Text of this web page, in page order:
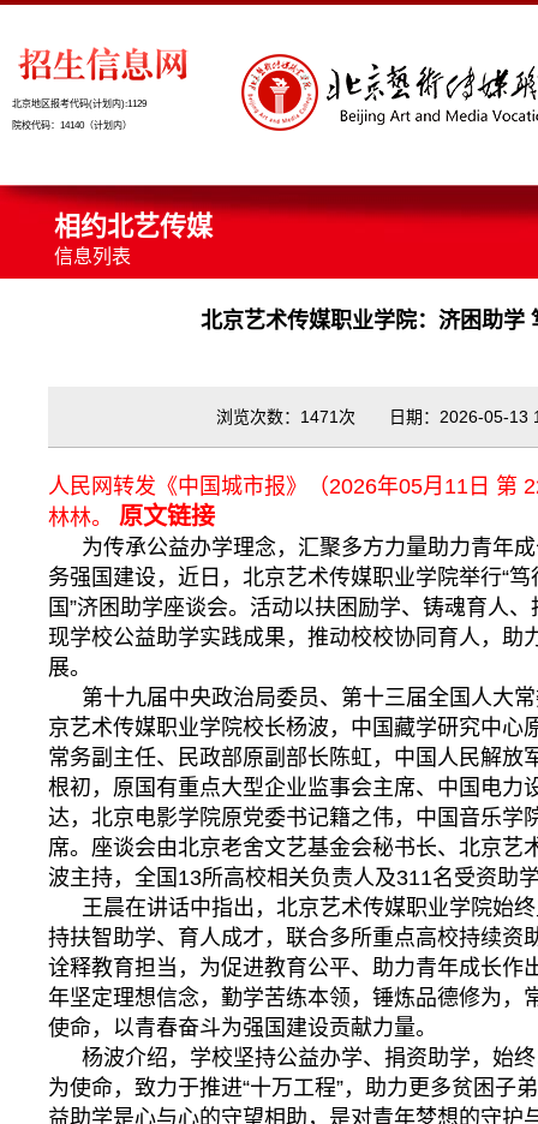
北京地区报考代码(计划内):1129
院校代码：14140（计划内）
相约北艺传媒
信息列表
北京艺术传媒职业学院：济困助学
浏览次数：1471次 日期：2026-05-13
人民网转发《中国城市报》（2026年05月11日 第
林林。 原文链接
为传承公益办学理念，汇聚多方力量助力青年
务强国建设，近日，北京艺术传媒职业学院举行“
国”济困助学座谈会。活动以扶困励学、铸魂育人
现学校公益助学实践成果，推动校校协同育人，助
展。
第十九届中央政治局委员、第十三届全国人大
京艺术传媒职业学院校长杨波，中国藏学研究中心
常务副主任、民政部原副部长陈虹，中国人民解放
根初，原国有重点大型企业监事会主席、中国电力
达，北京电影学院原党委书记籍之伟，中国音乐学
席。座谈会由北京老舍文艺基金会秘书长、北京艺
波主持，全国13所高校相关负责人及311名受资助
王晨在讲话中指出，北京艺术传媒职业学院始
持扶智助学、育人成才，联合多所重点高校持续资
诠释教育担当，为促进教育公平、助力青年成长作
年坚定理想信念，勤学苦练本领，锤炼品德修为，
使命，以青春奋斗为强国建设贡献力量。
杨波介绍，学校坚持公益办学、捐资助学，始
为使命，致力于推进“十万工程”，助力更多贫困子
益助学是心与心的守望相助，是对青年梦想的守护